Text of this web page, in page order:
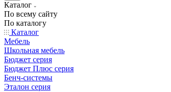
Каталог
По всему сайту
По каталогу
Каталог
Мебель
Школьная мебель
Бюджет серия
Бюджет Плюс серия
Бенч-системы
Эталон серия